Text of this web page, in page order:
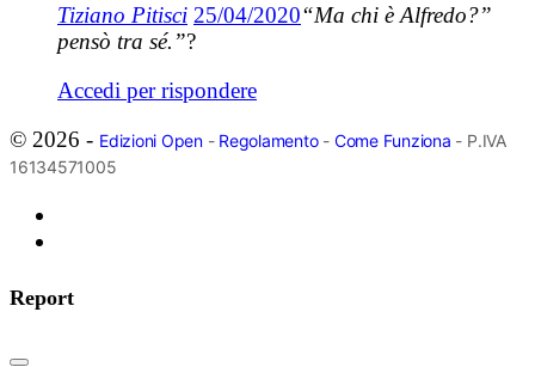
Tiziano Pitisci 25/04/2020“Ma chi è Alfredo?”
pensò tra sé.”?
Accedi per rispondere
© 2026 - Edizioni Open- Regolamento- Come Funziona - P.IVA
16134571005
Report